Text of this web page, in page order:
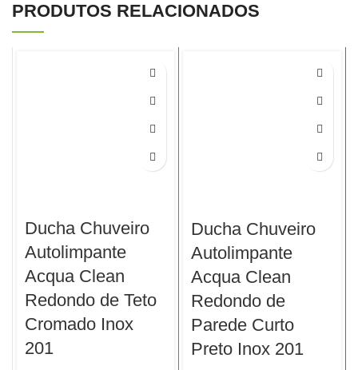
PRODUTOS RELACIONADOS
Ducha Chuveiro
Autolimpante
Acqua Clean
Redondo de Teto
Cromado Inox
201
Ducha Chuveiro
Autolimpante
Acqua Clean
Redondo de
Parede Curto
Preto Inox 201